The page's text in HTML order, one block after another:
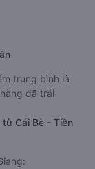
trung bình là
đã trải
Cái Bè - Tiền